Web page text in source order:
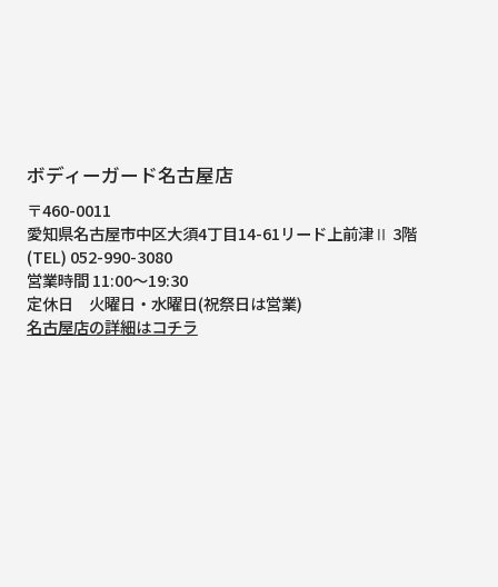
ボディーガード名古屋店
〒460-0011
愛知県名古屋市中区大須4丁目14-61リード上前津Ⅱ 3階
(TEL) 052-990-3080
営業時間 11:00～19:30
定休日 火曜日・水曜日(祝祭日は営業)
名古屋店の詳細はコチラ